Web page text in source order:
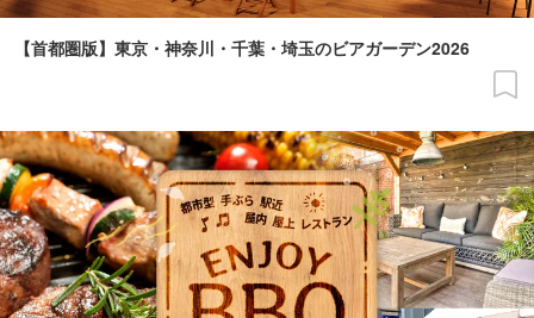
【首都圏版】東京・神奈川・千葉・埼玉のビアガーデン2026